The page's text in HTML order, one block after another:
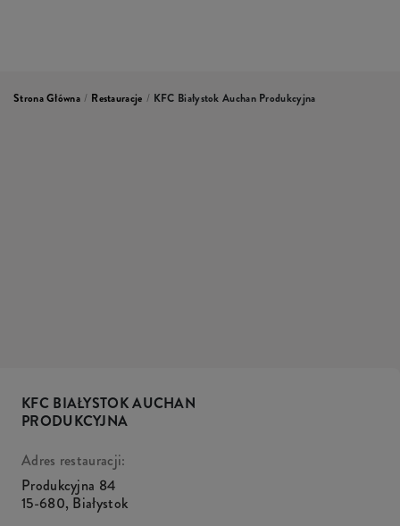
Strona Główna / Restauracje / KFC Białystok Auchan Produkcyjna
KFC BIAŁYSTOK AUCHAN
PRODUKCYJNA
Adres restauracji:
Produkcyjna 84
15-680, Białystok